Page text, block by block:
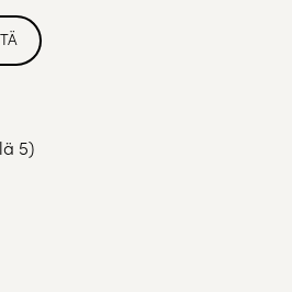
5)